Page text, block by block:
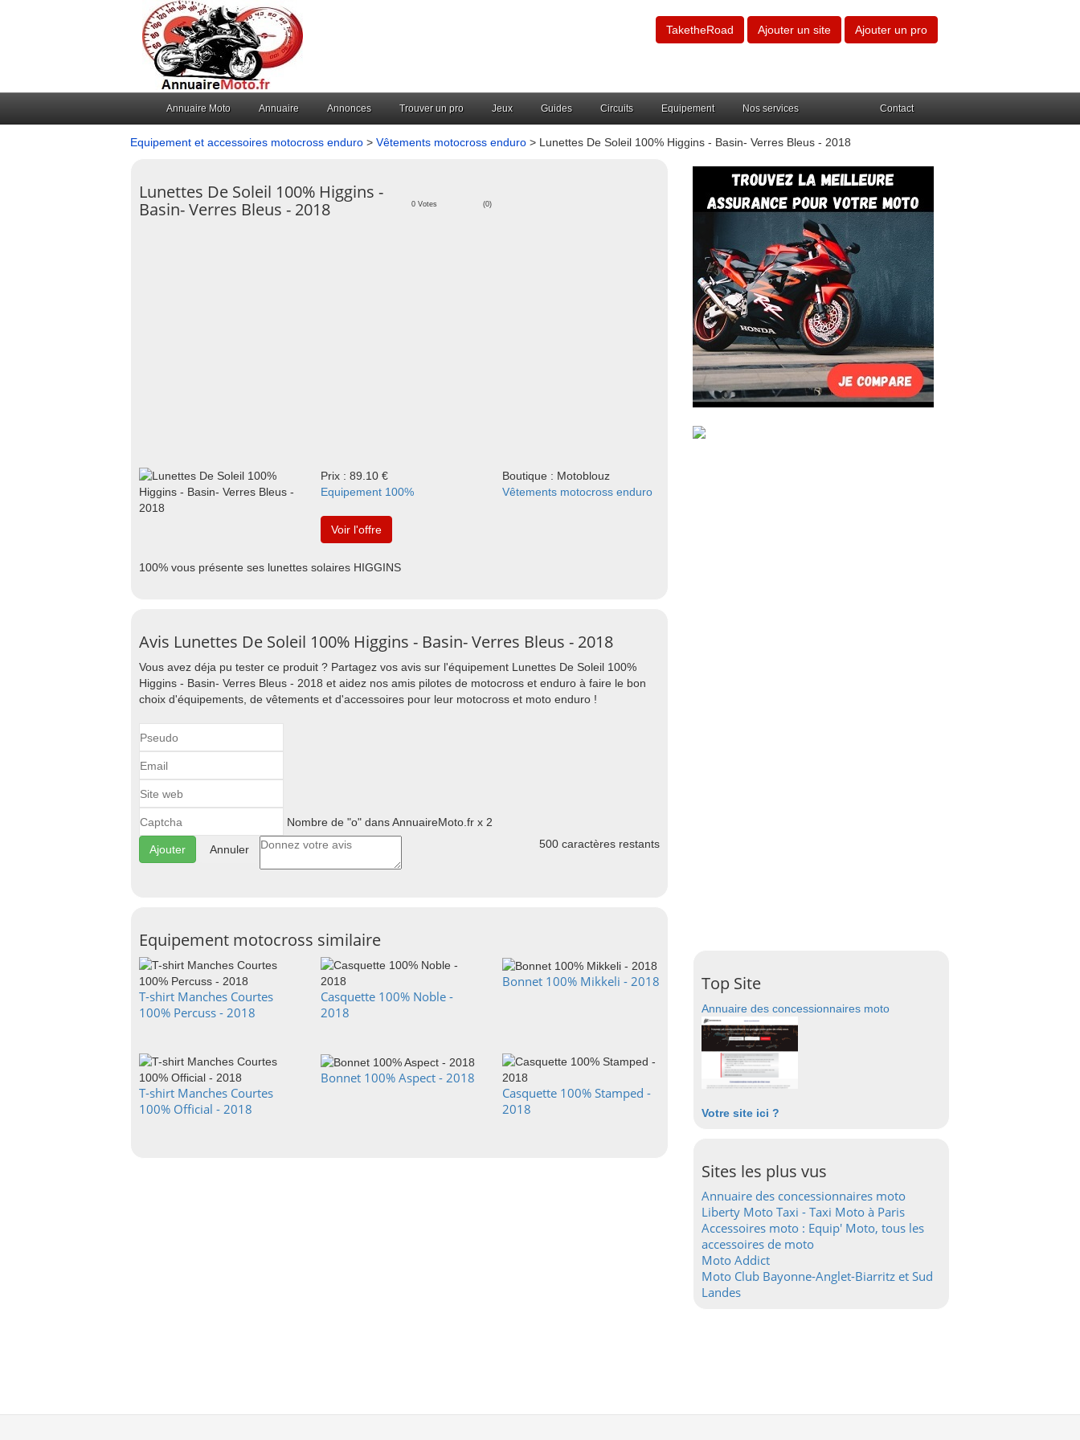
TaketheRoad Ajouter un site Ajouter un pro
Annuaire Moto Annuaire Annonces Trouver un pro Jeux Guides Circuits Equipement Nos services Contact
Equipement et accessoires motocross enduro > Vêtements motocross enduro > Lunettes De Soleil 100% Higgins - Basin- Verres Bleus - 2018
Lunettes De Soleil 100% Higgins -
Basin- Verres Bleus - 2018
0 Votes (0)
Prix : 89.10 €
Boutique : Motoblouz
Equipement 100%
Vêtements motocross enduro
Voir l'offre
100% vous présente ses lunettes solaires HIGGINS
Avis Lunettes De Soleil 100% Higgins - Basin- Verres Bleus - 2018
Vous avez déja pu tester ce produit ? Partagez vos avis sur l'équipement Lunettes De Soleil 100%
Higgins - Basin- Verres Bleus - 2018 et aidez nos amis pilotes de motocross et enduro à faire le bon
choix d'équipements, de vêtements et d'accessoires pour leur motocross et moto enduro !
Nombre de "o" dans AnnuaireMoto.fr x 2
Annuler 500 caractères restants
Equipement motocross similaire
T-shirt Manches Courtes
100% Percuss - 2018
Casquette 100% Noble -
2018
Bonnet 100% Mikkeli - 2018
T-shirt Manches Courtes
100% Official - 2018
Bonnet 100% Aspect - 2018
Casquette 100% Stamped -
2018
Top Site
Annuaire des concessionnaires moto
Votre site ici ?
Sites les plus vus
Annuaire des concessionnaires moto
Liberty Moto Taxi - Taxi Moto à Paris
Accessoires moto : Equip' Moto, tous les
accessoires de moto
Moto Addict
Moto Club Bayonne-Anglet-Biarritz et Sud
Landes